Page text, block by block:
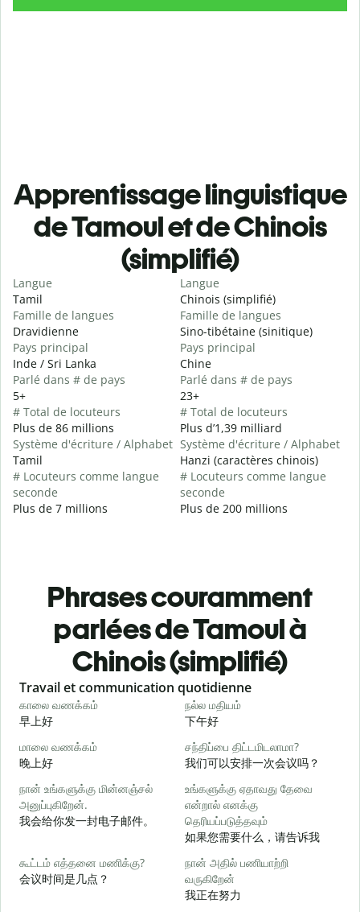
Apprentissage linguistique
de Tamoul et de Chinois
(simplifié)
Langue
Tamil
Famille de langues
Dravidienne
Pays principal
Inde / Sri Lanka
Parlé dans # de pays
5+
# Total de locuteurs
Plus de 86 millions
Système d'écriture / Alphabet
Tamil
# Locuteurs comme langue
seconde
Plus de 7 millions
Langue
Chinois (simplifié)
Famille de langues
Sino-tibétaine (sinitique)
Pays principal
Chine
Parlé dans # de pays
23+
# Total de locuteurs
Plus d’1,39 milliard
Système d'écriture / Alphabet
Hanzi (caractères chinois)
# Locuteurs comme langue
seconde
Plus de 200 millions
Phrases couramment
parlées de Tamoul à
Chinois (simplifié)
Slide 1 of 6
Travail et communication quotidienne
காலை வணக்கம்
早上好
நல்ல மதியம்
下午好
மாலை வணக்கம்
晚上好
சந்திப்பை திட்டமிடலாமா?
我们可以安排一次会议吗？
நான் உங்களுக்கு மின்னஞ்சல்
அனுப்புகிறேன்.
我会给你发一封电子邮件。
உங்களுக்கு ஏதாவது தேவை
என்றால் எனக்கு
தெரியப்படுத்தவும்
如果您需要什么，请告诉我
கூட்டம் எத்தனை மணிக்கு?
会议时间是几点？
நான் அதில் பணியாற்றி
வருகிறேன்
我正在努力